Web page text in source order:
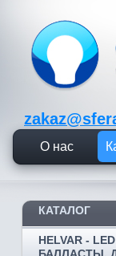
О нас
КАТАЛОГ
HELVAR -